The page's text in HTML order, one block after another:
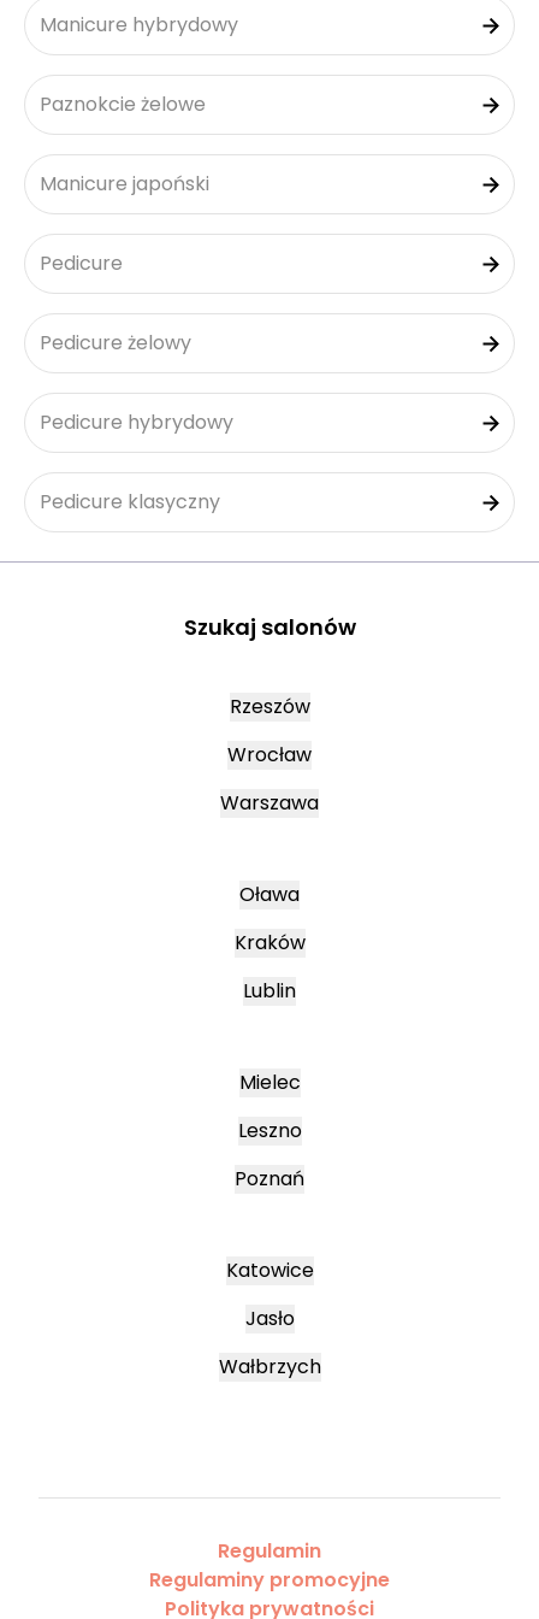
Manicure hybrydowy
Paznokcie żelowe
Manicure japoński
Pedicure
Pedicure żelowy
Pedicure hybrydowy
Pedicure klasyczny
Szukaj salonów
Rzeszów
Wrocław
Warszawa
Oława
Kraków
Lublin
Mielec
Leszno
Poznań
Katowice
Jasło
Wałbrzych
Regulamin
Regulaminy promocyjne
Polityka prywatności